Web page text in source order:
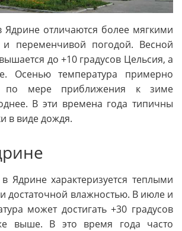
Ядрине отличаются более мягкими
и переменчивой погодой. Весной
до +10 градусов Цельсия, а
Осенью температура примерно
мере приближения к зиме
В эти времена года типичны
в виде дождя.
Ядрине характеризуется теплыми
достаточной влажностью. В июле и
может достигать +30 градусов
выше. В это время года часто